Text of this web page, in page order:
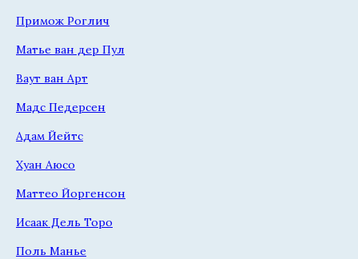
Примож Роглич
Матье ван дер Пул
Ваут ван Арт
Мадс Педерсен
Адам Йейтс
Хуан Аюсо
Маттео Йоргенсон
Исаак Дель Торо
Поль Манье